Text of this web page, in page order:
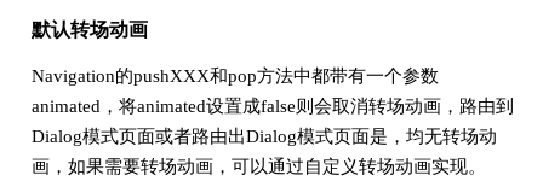
loginPageInHSP()
}
默认转场动画
Navigation的pushXXX和pop方法中都带有一个参数
animated，将animated设置成false则会取消转场动画，路由到
Dialog模式页面或者路由出Dialog模式页面是，均无转场动
画，如果需要转场动画，可以通过自定义转场动画实现。